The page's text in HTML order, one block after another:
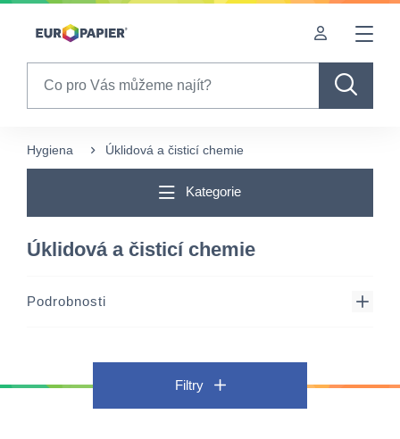
Table Of Content
Hygiena Úklidová a čisticí chemie
Kategorie
Úklidová a čisticí chemie
Podrobnosti
Filtry